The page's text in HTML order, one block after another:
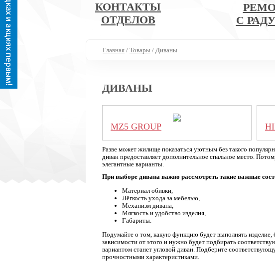
КОНТАКТЫ
ОТДЕЛОВ
С
Главная / Товары / Диваны
ДИВАНЫ
MZ5 GROUP
Разве может жилище показаться уютным без такого
диван предоставляет дополнительное спальное место.
элегантные варианты.
При выборе дивана важно рассмотреть такие важные
Материал обивки,
Лёгкость ухода за мебелью,
Механизм дивана,
Мягкость и удобство изделия,
Габариты.
Подумайте о том, какую функцию будет выполнять изделие,
зависимости от этого и нужно будет подбирать
вариантом станет угловой диван. Подберите
прочностными характеристиками.